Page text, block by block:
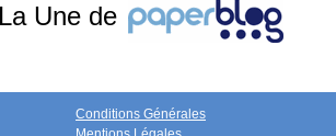
Une de
Conditions Générales